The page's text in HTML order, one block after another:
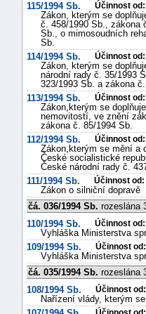
115/1994 Sb.
Účinnost
Zákon, kterým se
č. 458/1990 Sb., zákona
Sb., o mimosoudních
Sb.
114/1994 Sb.
Účinnost
Zákon, kterým se
národní rady č. 35/1993
323/1993 Sb. a zákona
113/1994 Sb.
Účinnost
Zákon,kterým se
nemovitostí, ve znění
zákona č. 85/1994 Sb.
112/1994 Sb.
Účinnost
Zákon,kterým se mění a
České socialistické
České národní rady č.
111/1994 Sb.
Účinnost
Zákon o silniční dopravě
čá. 036/1994 Sb. rozeslána
110/1994 Sb.
Účinnost
Vyhláška Ministerstva
109/1994 Sb.
Účinnost
Vyhláška Ministerstva
čá. 035/1994 Sb. rozeslána
108/1994 Sb.
Účinnost
Nařízení vlády, kterým